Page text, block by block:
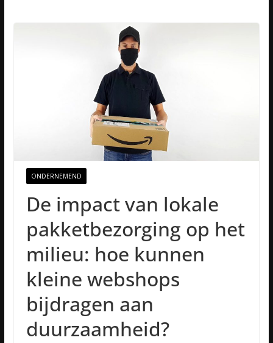
ONDERNEMEND
De impact van lokale
pakketbezorging op het
milieu: hoe kunnen
kleine webshops
bijdragen aan
duurzaamheid?